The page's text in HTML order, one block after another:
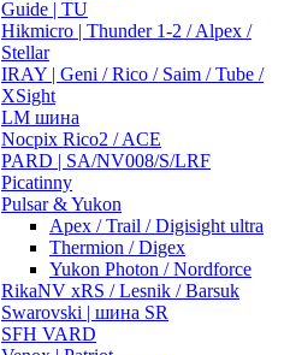
Guide | TU
Hikmicro | Thunder 1-2 / Alpex /
Stellar
IRAY | Geni / Rico / Saim / Tube /
XSight
LM шина
Nocpix Rico2 / ACE
PARD | SA/NV008/S/LRF
Picatinny
Pulsar & Yukon
Apex / Trail / Digisight ultra
Thermion / Digex
Yukon Photon / Nordforce
RikaNV xRS / Lesnik / Barsuk
Swarovski | шина SR
SFH VARD